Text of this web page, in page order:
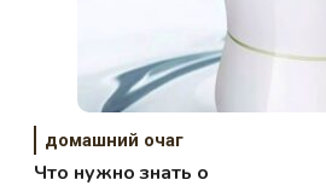
домашний очаг
Что нужно знать о